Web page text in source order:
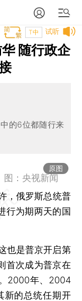
试听
T中
随行政企
的6位都随行来
原图
图：央视新闻
，俄罗斯总统普
行为期两天的国
是普京开启第
首次成为普京在
2000年、2004
新的总统任期开